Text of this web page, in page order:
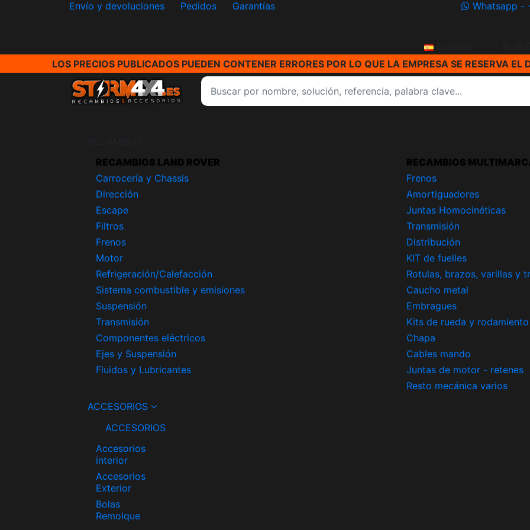
Envío y devoluciones Pedidos Garantías Whatsapp -
Español
LOS PRECIOS PUBLICADOS PUEDEN CONTENER ERRORES POR LO QUE LA EMPRESA SE RESERVA
RECAMBIOS LAND ROVER
Carrocería y Chassis
Dirección
Escape
Filtros
Frenos
Motor
Refrigeración/Calefacción
Sistema combustible y emisiones
Suspensión
Transmisión
Componentes eléctricos
Ejes y Suspensión
Fluidos y Lubricantes
RECAMBIOS
Frenos
Amortiguadores
Juntas Homocinéticas
Transmisión
Distribución
KIT de fuelles
Rotulas, brazos, varillas y
Caucho metal
Embragues
Kits de rueda y rodamiento
Chapa
Cables mando
Juntas de motor - retenes
Resto mecánica varios
ACCESORIOS
ACCESORIOS
Accesorios
interior
Accesorios
Exterior
Bolas
Remolque